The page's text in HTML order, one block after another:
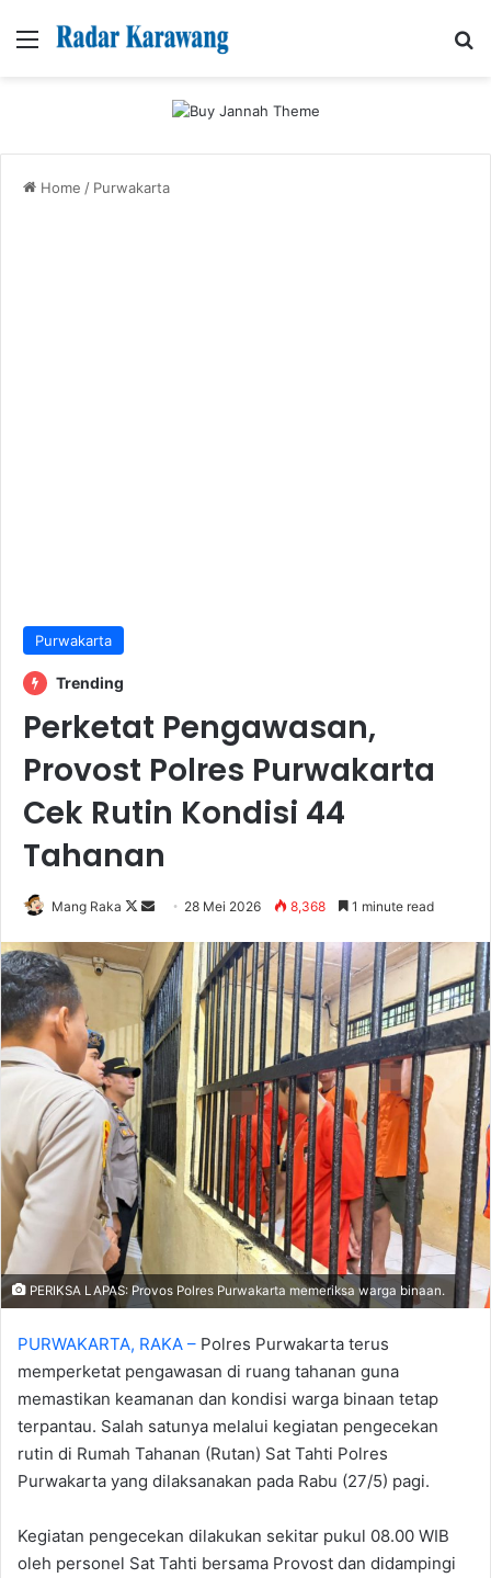
Menu
Home / Purwakarta
Purwakarta
Trending
Perketat Pengawasan,
Provost Polres Purwakarta
Cek Rutin Kondisi 44
Tahanan
Mang Raka
Follow
X
Send
email
28 Mei 2026 8,368 1 minute read
‎PERIKSA LAPAS: Provos Polres Purwakarta memeriksa warga binaan.
PURWAKARTA, RAKA – Polres Purwakarta terus
memperketat pengawasan di ruang tahanan guna
memastikan keamanan dan kondisi warga binaan tetap
terpantau. Salah satunya melalui kegiatan pengecekan
rutin di Rumah Tahanan (Rutan) Sat Tahti Polres
Purwakarta yang dilaksanakan pada Rabu (27/5) pagi.
‎Kegiatan pengecekan dilakukan sekitar pukul 08.00 WIB
oleh personel Sat Tahti bersama Provost dan didampingi